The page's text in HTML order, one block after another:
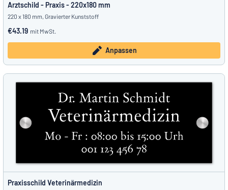
Arztschild - Praxis - 220x180 mm
220 x 180 mm, Gravierter Kunststoff
€43.19 mit MwSt.
Anpassen
Praxisschild Veterinärmedizin